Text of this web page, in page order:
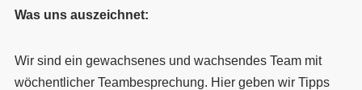
Was uns auszeichnet:
Wir sind ein gewachsenes und wachsendes Team mit
wöchentlicher Teambesprechung. Hier geben wir Tipps